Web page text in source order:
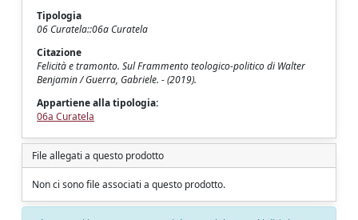
Tipologia
06 Curatela::06a Curatela
Citazione
Felicità e tramonto. Sul Frammento teologico-politico di Walter
Benjamin / Guerra, Gabriele. - (2019).
Appartiene alla tipologia:
06a Curatela
File allegati a questo prodotto
Non ci sono file associati a questo prodotto.